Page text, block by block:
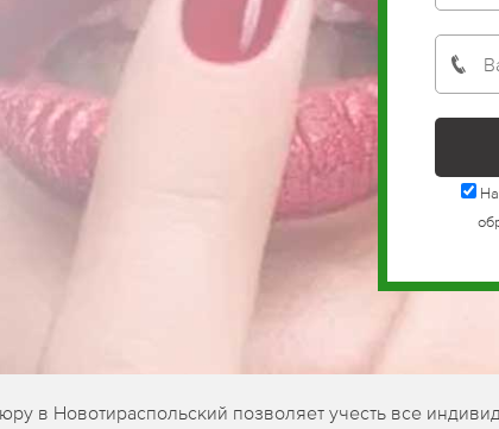
в Новотираспольский позволяет учесть все